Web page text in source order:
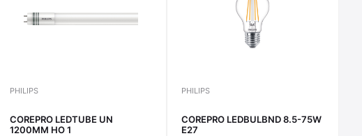
PHILIPS
COREPRO LEDTUBE UN
1200MM HO 1
PHILIPS
COREPRO LEDBULBND 8.5-75W
E27